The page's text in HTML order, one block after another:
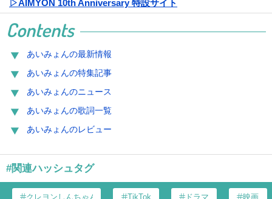
▷AIMYON 10th Anniversary 特設サイト
Contents
あいみょんの最新情報
あいみょんの特集記事
あいみょんのニュース
あいみょんの歌詞一覧
あいみょんのレビュー
#関連ハッシュタグ
クレヨンしんちゃん TikTok ドラマ 映画